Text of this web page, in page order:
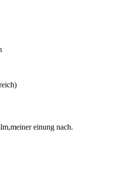
einung nach.